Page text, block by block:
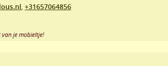
+31657064856
je mobieltje!